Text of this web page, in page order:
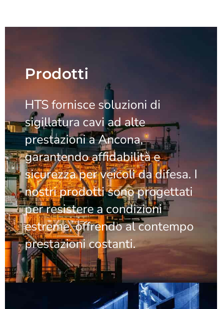
Prodotti
HTS fornisce soluzioni di
sigillatura cavi ad alte
prestazioni a Ancona,
garantendo affidabilità e
sicurezza per veicoli da difesa. I
nostri prodotti sono progettati
per resistere a condizioni
estreme, offrendo al contempo
prestazioni costanti.